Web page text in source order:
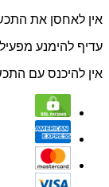
אין לאחסן את
עדיף להימנע
אין להיכנס עם